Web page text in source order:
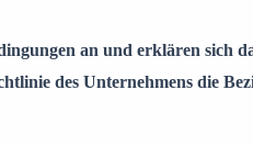
an und erklären sich
des Unternehmens die